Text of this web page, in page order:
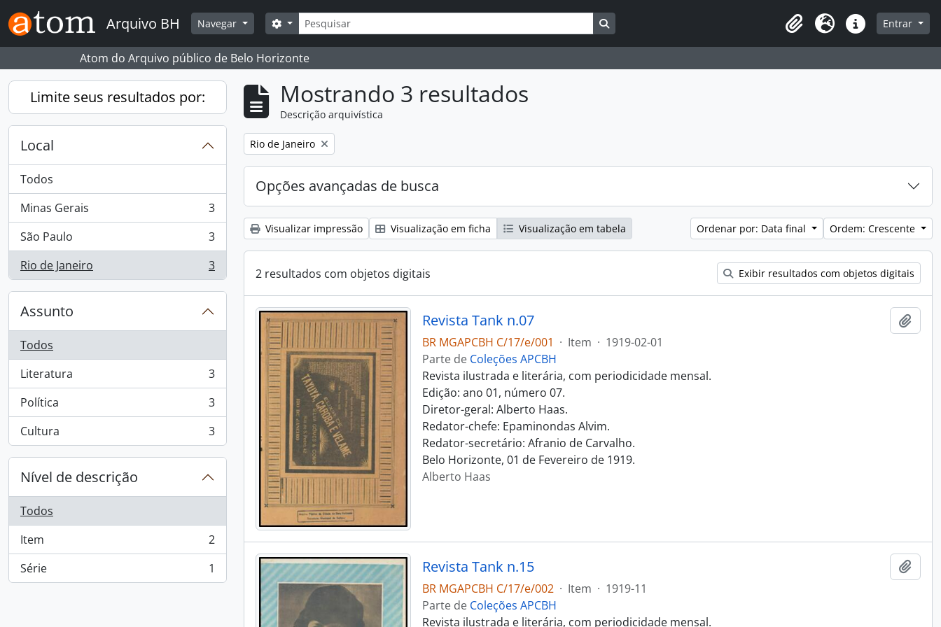
Skip to main content
Arquivo BH Navegar Buscar
Opções de busca
Área de Transferência
Idioma Atalhos Entrar
Atom do Arquivo público de Belo Horizonte
Limite seus resultados por:
Local
Todos
Minas Gerais
, 3 resultados
3
São Paulo
, 3 resultados
3
Rio de Janeiro
, 3 resultados 3
Assunto
Todos
Literatura
, 3 resultados
3
Política
, 3 resultados
3
Cultura
, 3 resultados 3
Nível de descrição
Todos
Item
, 2 resultados
2
Série
, 1 resultados 1
Mostrando 3 resultados
Descrição arquivística
Remover filtro:
Rio de Janeiro
Opções avançadas de busca
Visualizar impressão Visualização em ficha Visualização em tabela Ordenar por: Data final Ordem: Crescente
2 resultados com objetos digitais Exibir resultados com objetos digitais
Revista Tank n.07
BR MGAPCBH C/17/e/001 · Item · 1919-02-01
Parte de Coleções APCBH
Revista ilustrada e literária, com periodicidade mensal.
Edição: ano 01, número 07.
Diretor-geral: Alberto Haas.
Redator-chefe: Epaminondas Alvim.
Redator-secretário: Afranio de Carvalho.
Belo Horizonte, 01 de Fevereiro de 1919.
Alberto Haas
Revista Tank n.15
BR MGAPCBH C/17/e/002 · Item · 1919-11
Parte de Coleções APCBH
Revista ilustrada e literária, com periodicidade mensal.